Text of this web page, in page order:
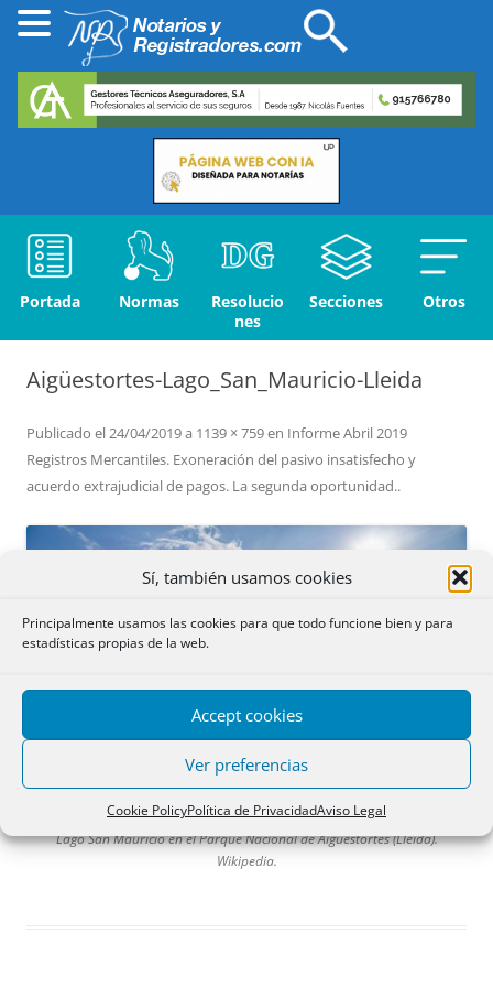
Sí, también usamos cookies
Principalmente usamos las cookies para que todo funcione bien y para
estadísticas propias de la web.
Accept cookies
Ver preferencias
Cookie PolicyPolítica de PrivacidadAviso Legal
Portada Normas
Resolucio
nes
Secciones Otros
Aigüestortes-Lago_San_Mauricio-Lleida
Publicado el24/04/2019a 1139 × 759en Informe Abril 2019
Registros Mercantiles. Exoneración del pasivo insatisfecho y
acuerdo extrajudicial de pagos. La segunda oportunidad..
Lago San Mauricio en el Parque Nacional de Aigüestortes (Lleida).
Wikipedia.